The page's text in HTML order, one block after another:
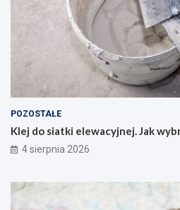
POZOSTAŁE
Klej do siatki elewacyjnej. Jak
4 sierpnia 2026